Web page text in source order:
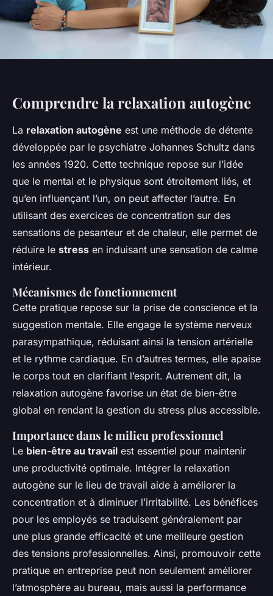
Comprendre la relaxation autogène
La relaxation autogène est une méthode de détente
développée par le psychiatre Johannes Schultz dans
les années 1920. Cette technique repose sur l’idée
que le mental et le physique sont étroitement liés, et
qu’en influençant l’un, on peut affecter l’autre. En
utilisant des exercices de concentration sur des
sensations de pesanteur et de chaleur, elle permet de
réduire le stress en induisant une sensation de calme
intérieur.
Mécanismes de fonctionnement
Cette pratique repose sur la prise de conscience et la
suggestion mentale. Elle engage le système nerveux
parasympathique, réduisant ainsi la tension artérielle
et le rythme cardiaque. En d’autres termes, elle apaise
le corps tout en clarifiant l’esprit. Autrement dit, la
relaxation autogène favorise un état de bien-être
global en rendant la gestion du stress plus accessible.
Importance dans le milieu professionnel
Le bien-être au travail est essentiel pour maintenir
une productivité optimale. Intégrer la relaxation
autogène sur le lieu de travail aide à améliorer la
concentration et à diminuer l’irritabilité. Les bénéfices
pour les employés se traduisent généralement par
une plus grande efficacité et une meilleure gestion
des tensions professionnelles. Ainsi, promouvoir cette
pratique en entreprise peut non seulement améliorer
l’atmosphère au bureau, mais aussi la performance